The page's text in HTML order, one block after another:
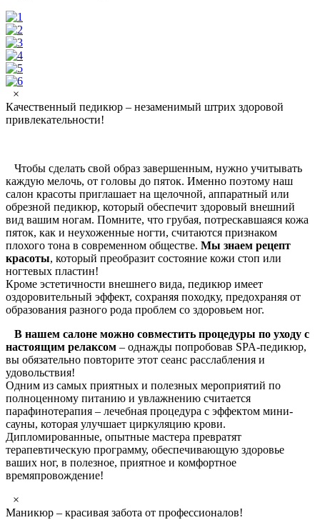
×
Качественный педикюр – незаменимый штрих здоровой
привлекательности!
Чтобы сделать свой образ завершенным, нужно учитывать
каждую мелочь, от головы до пяток. Именно поэтому наш
салон красоты приглашает на щелочной, аппаратный или
обрезной педикюр, который обеспечит здоровый внешний
вид вашим ногам. Помните, что грубая, потрескавшаяся кожа
пяток, как и неухоженные ногти, считаются признаком
плохого тона в современном обществе. Мы знаем рецепт
красоты, который преобразит состояние кожи стоп или
ногтевых пластин!
Кроме эстетичности внешнего вида, педикюр имеет
оздоровительный эффект, сохраняя походку, предохраняя от
образования разного рода проблем со здоровьем ног.
В нашем салоне можно совместить процедуры по уходу с
настоящим релаксом – однажды попробовав SPA-педикюр,
вы обязательно повторите этот сеанс расслабления и
удовольствия!
Одним из самых приятных и полезных мероприятий по
полноценному питанию и увлажнению считается
парафинотерапия – лечебная процедура с эффектом мини-
сауны, которая улучшает циркуляцию крови.
Дипломированные, опытные мастера превратят
терапевтическую программу, обеспечивающую здоровье
ваших ног, в полезное, приятное и комфортное
времяпровождение!
×
Маникюр – красивая забота от профессионалов!